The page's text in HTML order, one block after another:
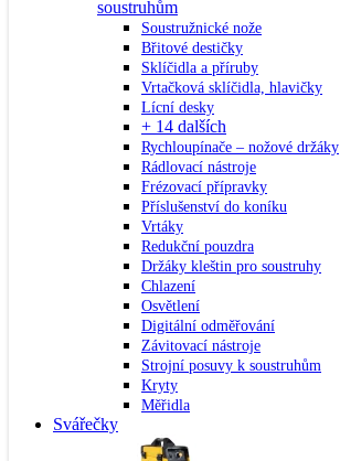
soustruhům
Soustružnické nože
Břitové destičky
Sklíčidla a příruby
Vrtačková sklíčidla, hlavičky
Lícní desky
+ 14 dalších
Rychloupínače – nožové držáky
Rádlovací nástroje
Frézovací přípravky
Příslušenství do koníku
Vrtáky
Redukční pouzdra
Držáky kleštin pro soustruhy
Chlazení
Osvětlení
Digitální odměřování
Závitovací nástroje
Strojní posuvy k soustruhům
Kryty
Měřidla
Svářečky